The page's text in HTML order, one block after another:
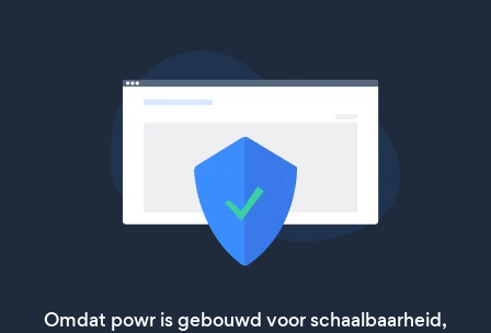
Omdat powr is gebouwd voor schaalbaarheid,